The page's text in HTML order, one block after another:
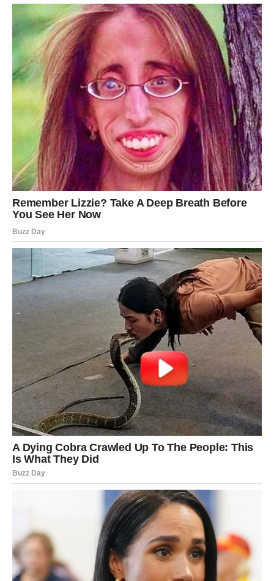
obaveza donosi novu snagu. Na poslovnom planu –
moguć je veliki zaokret. U ljubavi – ili se odnos
produbljuje ili se jasno završava.
VODOLIJA
Vodolije se suočavaju sa istinom o sopstvenim željama.
Naredna tri dana ruše iluziju slobode koja vas zapravo
sputava.
Shvatate da nešto radite samo iz navike. Kada to
prekinete – otvara se prostor za nešto autentično.
Ljubavni odnosi prolaze kroz test iskrenosti, a poslovne
ideje dobijaju novu dimenziju.
RIBE
Ribe su posebno osetljive u ovom periodu. Naredna tri
dana donose duhovno buđenje
, ali i emotivnu istinu koju
više ne možete ignorisati.
Možda ste verovali u nečije reči više nego u dela. Sada
vidite jasno. Ovo može boleti, ali vas oslobađa. Za Ribe
koje prihvate istinu – dolazi novi početak, mir i osećaj da
su konačno na pravom putu.